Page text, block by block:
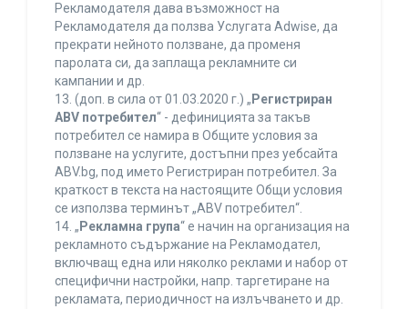
Рекламодателя дава възможност на
Рекламодателя да ползва Услугата Adwise, да
прекрати нейното ползване, да променя
паролата си, да заплаща рекламните си
кампании и др.
13. (доп. в сила от 01.03.2020 г.) „ Регистриран
ABV потребител“ - дефиницията за такъв
потребител се намира в Общите условия за
ползване на услугите, достъпни през уебсайта
ABV.bg, под името Регистриран потребител. За
краткост в текста на настоящите Общи условия
се използва терминът „ABV потребител“.
14. „ Рекламна група“ е начин на организация на
рекламното съдържание на Рекламодател,
включващ една или няколко реклами и набор от
специфични настройки, напр. таргетиране на
рекламата, периодичност на излъчването и др.